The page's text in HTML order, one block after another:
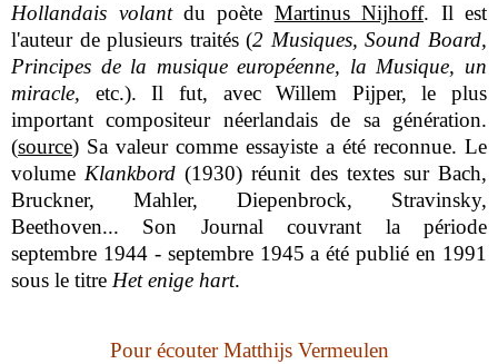
Hollandais volantdu poète Martinus Nijhoff. Il est
l'auteur de plusieurs traités (2 Musiques, Sound Board,
Principes de la musique européenne, la Musique, un
miracle, etc.). Il fut, avec Willem Pijper, le plus
important compositeur néerlandais de sa génération.
(source) Sa valeur comme essayiste a été reconnue. Le
volume Klankbord (1930) réunit des textes sur Bach,
Bruckner, Mahler, Diepenbrock, Stravinsky,
Beethoven... Son Journal couvrant la période
septembre 1944 - septembre 1945 a été publié en 1991
sous le titre Het enige hart.
Pour écouter Matthijs Vermeulen